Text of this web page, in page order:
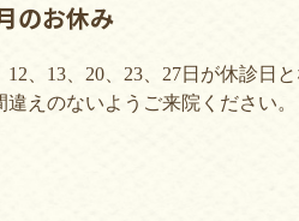
のお休み
12、13、20、23、27日が休診日
違えのないようご来院ください。